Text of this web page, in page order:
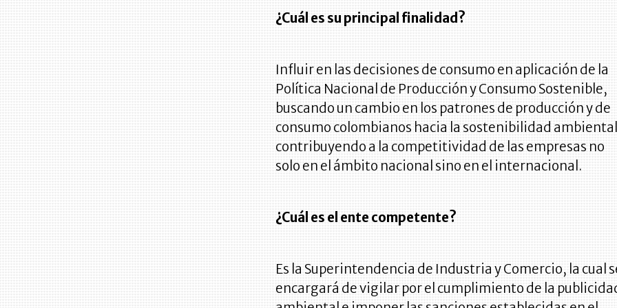
¿Cuál es su principal finalidad?
Influir en las decisiones de consumo en aplicación de la
Política Nacional de Producción y Consumo Sostenible,
buscando un cambio en los patrones de producción y de
consumo colombianos hacia la sostenibilidad
contribuyendo a la competitividad de las empresas no
solo en el ámbito nacional sino en el internacional.
¿Cuál es el ente competente?
Es la Superintendencia de Industria y Comercio, la cual
encargará de vigilar por el cumplimiento de la